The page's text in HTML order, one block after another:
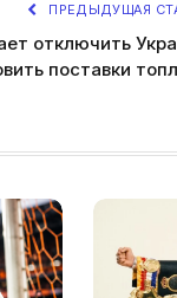
ПРЕДЫДУЩАЯ
отключить
поставки